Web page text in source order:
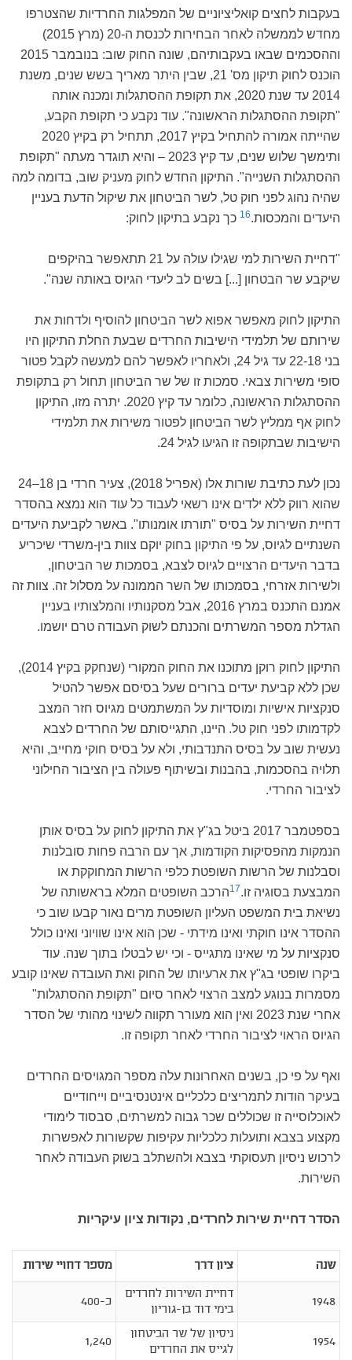
בעקבות לחצים קואליציוניים של המפלגות החרדיות שהצטרפו
מחדש לממשלה לאחר הבחירות לכנסת ה-20 (מרץ 2015)
וההסכמים שבאו בעקבותיהם, שונה החוק שוב: בנובמבר 2015
הוכנס לחוק תיקון מס' 21, שבין היתר מאריך בשש שנים, משנת
2014 עד שנת 2020, את תקופת ההסתגלות ומכנה אותה
"תקופת ההסתגלות הראשונה". עוד נקבע כי תקופת הקבע,
שהייתה אמורה להתחיל בקיץ 2017, תתחיל רק בקיץ 2020
ותימשך שלוש שנים, עד קיץ 2023 – והיא תוגדר מעתה "תקופת
ההסתגלות השנייה". התיקון החדש לחוק מעניק שוב, בדומה למה
שהיה נהוג לפני חוק טל, לשר הביטחון את שיקול הדעת בעניין
היעדים והמכסות.16 כך נקבע בתיקון לחוק:
"דחיית השירות למי שגילו עולה על 21 תתאפשר בהיקפים
שיקבע שר הבטחון [...] בשים לב ליעדי הגיוס באותה שנה".
התיקון לחוק מאפשר אפוא לשר הביטחון להוסיף ולדחות את
שירותם של תלמידי הישיבות החרדים שבעת החלת התיקון היו
בני 22-18 עד גיל 24, ולאחריו לאפשר להם למעשה לקבל פטור
סופי משירות צבאי. סמכות זו של שר הביטחון תחול רק בתקופת
ההסתגלות הראשונה, כלומר עד קיץ 2020. יתרה מזו, התיקון
לחוק אף ממליץ לשר הביטחון לפטור משירות את תלמידי
הישיבות שבתקופה זו הגיעו לגיל 24.
נכון לעת כתיבת שורות אלו (אפריל 2018), צעיר חרדי בן 18–24
שהוא רווק ללא ילדים אינו רשאי לעבוד כל עוד הוא נמצא בהסדר
דחיית השירות על בסיס "תורתו אומנותו". באשר לקביעת היעדים
השנתיים לגיוס, על פי התיקון בחוק יוקם צוות בין-משרדי שיכריע
בדבר היעדים הרצויים לגיוס לצבא, בסמכות שר הביטחון,
ולשירות אזרחי, בסמכותו של השר הממונה על מסלול זה. צוות זה
אמנם התכנס במרץ 2016, אבל מסקנותיו והמלצותיו בעניין
הגדלת מספר המשרתים והכנתם לשוק העבודה טרם יושמו.
התיקון לחוק רוקן מתוכנו את החוק המקורי (שנחקק בקיץ 2014),
שכן ללא קביעת יעדים ברורים שעל בסיסם אפשר להטיל
סנקציות אישיות ומוסדיות על המשתמטים מגיוס חזר המצב
לקדמותו לפני חוק טל. היינו, התגייסותם של החרדים לצבא
נעשית שוב על בסיס התנדבותי, ולא על בסיס חוקי מחייב, והיא
תלויה בהסכמות, בהבנות ובשיתוף פעולה בין הציבור החילוני
לציבור החרדי.
בספטמבר 2017 ביטל בג"ץ את התיקון לחוק על בסיס אותן
הנמקות מהפסיקות הקודמות, אך עם הרבה פחות סובלנות
וסבלנות של הרשות השופטת כלפי הרשות המחוקקת או
המבצעת בסוגיה זו.17הרכב השופטים המלא בראשותה של
נשיאת בית המשפט העליון השופטת מרים נאור קבעו שוב כי
ההסדר אינו חוקתי ואינו מידתי - שכן הוא אינו שוויוני ואינו כולל
סנקציות על מי שאינו מתגייס - וכי יש לבטלו בתוך שנה. עוד
ביקרו שופטי בג"ץ את ארעיותו של החוק ואת העובדה שאינו קובע
מסמרות בנוגע למצב הרצוי לאחר סיום "תקופת ההסתגלות"
אחרי שנת 2023 ואין הוא מעורר תקווה לשינוי מהותי של הסדר
הגיוס הראוי לציבור החרדי לאחר תקופה זו.
ואף על פי כן, בשנים האחרונות עלה מספר המגויסים החרדים
בעיקר הודות לתמריצים כלכליים אינטנסיביים וייחודיים
לאוכלוסייה זו שכוללים שכר גבוה למשרתים, סבסוד לימודי
מקצוע בצבא ותועלות כלכליות עקיפות שקשורות לאפשרות
לרכוש ניסיון תעסוקתי בצבא ולהשתלב בשוק העבודה לאחר
השירות.
הסדר דחיית שירות לחרדים, נקודות ציון עיקריות
שנה ציון דרך מספר דחויי שירות
1948
דחיית השירות לחרדים
בימי דוד בן-גוריון
כ-400
1954
ניסיון של שר הביטחון
לגייס את החרדים
1,240